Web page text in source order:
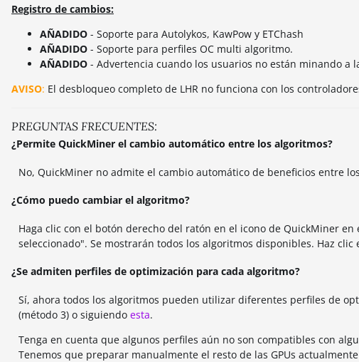
Registro de cambios:
AÑADIDO - Soporte para Autolykos, KawPow y ETChash
AÑADIDO - Soporte para perfiles OC multi algoritmo.
AÑADIDO - Advertencia cuando los usuarios no están minando a
AVISO: El desbloqueo completo de LHR no funciona con los
PREGUNTAS FRECUENTES:
¿Permite QuickMiner el cambio automático entre los algoritmos?
No, QuickMiner no admite el cambio automático de beneficios entre
¿Cómo puedo cambiar el algoritmo?
Haga clic con el botón derecho del ratón en el icono de QuickMiner
seleccionado". Se mostrarán todos los algoritmos disponibles. Haz
¿Se admiten perfiles de optimización para cada algoritmo?
Sí, ahora todos los algoritmos pueden utilizar diferentes perfiles de
(método 3) o siguiendo esta.
Tenga en cuenta que algunos perfiles aún no son compatibles con
Tenemos que preparar manualmente el resto de las GPUs